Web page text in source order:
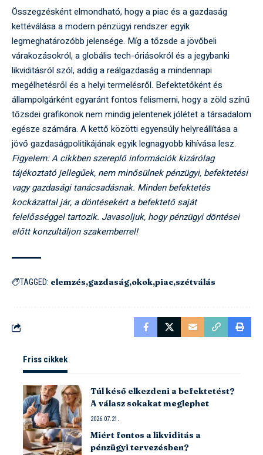
Összegzésként elmondható, hogy a piac és a gazdaság
kettéválása a modern pénzügyi rendszer egyik
legmeghatározóbb jelensége. Míg a tőzsde a jövőbeli
várakozásokról, a globális tech-óriásokról és a jegybanki
likviditásról szól, addig a reálgazdaság a mindennapi
megélhetésről és a helyi termelésről. Befektetőként és
állampolgárként egyaránt fontos felismerni, hogy a zöld színű
tőzsdei grafikonok nem mindig jelentenek jólétet a társadalom
egésze számára. A kettő közötti egyensúly helyreállítása a
jövő gazdaságpolitikájának egyik legnagyobb kihívása lesz.
Figyelem: A cikkben szereplő információk kizárólag
tájékoztató jellegűek, nem minősülnek pénzügyi, befektetési
vagy gazdasági tanácsadásnak. Minden befektetés
kockázattal jár, a döntésekért a befektető saját
felelősséggel tartozik. Javasoljuk, hogy pénzügyi döntései
előtt konzultáljon szakemberrel!
TAGGED: elemzés gazdaság okok piac szétválás
Friss cikkek
Túl késő elkezdeni a befektetést?
A válasz sokakat meglephet
2026.07.21.
Miért fontos a likviditás a
pénzügyi tervezésben?